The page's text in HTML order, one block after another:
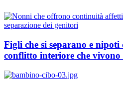
Figli che si separano e
conflitto interiore che